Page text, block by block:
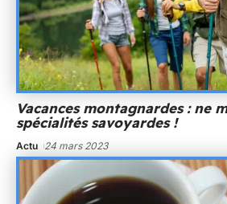
Vacances montagnardes : ne
spécialités savoyardes !
Actu 24 mars 2023